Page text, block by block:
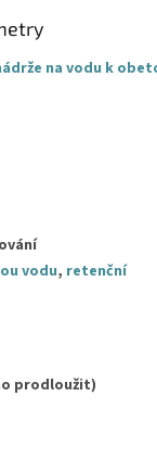
na vodu k
vodu, retenční
prodloužit)